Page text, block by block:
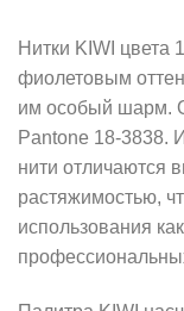
Нитки KIWI
фиолетовым
им особый шарм.
Pantone 18-3838.
нити отличаются
растяжимостью,
использования